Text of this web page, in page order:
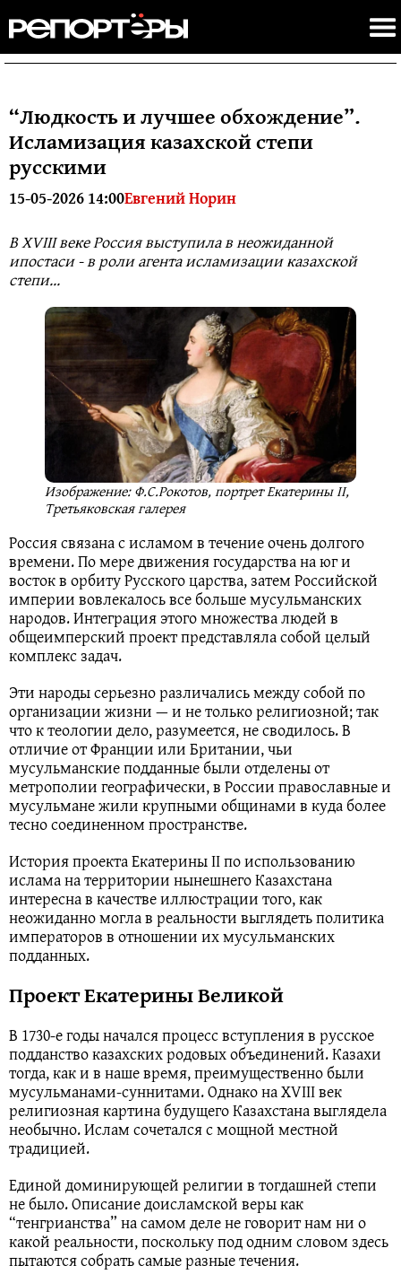
“Людкость и лучшее обхождение”.
Исламизация казахской степи
русскими
15-05-2026 14:00Евгений Норин
В XVIII веке Россия выступила в неожиданной
ипостаси - в роли агента исламизации казахской
степи...
Изображение: Ф.С.Рокотов, портрет Екатерины II,
Третьяковская галерея
Россия связана с исламом в течение очень долгого
времени. По мере движения государства на юг и
восток в орбиту Русского царства, затем Российской
империи вовлекалось все больше мусульманских
народов. Интеграция этого множества людей в
общеимперский проект представляла собой целый
комплекс задач.
Эти народы серьезно различались между собой по
организации жизни — и не только религиозной; так
что к теологии дело, разумеется, не сводилось. В
отличие от Франции или Британии, чьи
мусульманские подданные были отделены от
метрополии географически, в России православные и
мусульмане жили крупными общинами в куда более
тесно соединенном пространстве.
История проекта Екатерины II по использованию
ислама на территории нынешнего Казахстана
интересна в качестве иллюстрации того, как
неожиданно могла в реальности выглядеть политика
императоров в отношении их мусульманских
подданных.
Проект Екатерины Великой
В 1730-е годы начался процесс вступления в русское
подданство казахских родовых объединений. Казахи
тогда, как и в наше время, преимущественно были
мусульманами-суннитами. Однако на XVIII век
религиозная картина будущего Казахстана выглядела
необычно. Ислам сочетался с мощной местной
традицией.
Единой доминирующей религии в тогдашней степи
не было. Описание доисламской веры как
“тенгрианства” на самом деле не говорит нам ни о
какой реальности, поскольку под одним словом здесь
пытаются собрать самые разные течения.